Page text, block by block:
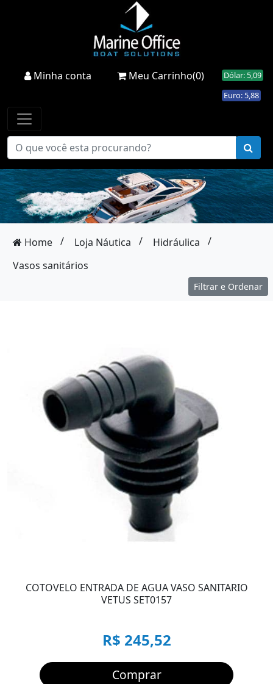
Minha conta Meu Carrinho(0)
Dólar: 5,09
Euro: 5,88
Home / Loja Náutica / Hidráulica
/
Vasos sanitários
Filtrar e Ordenar
COTOVELO ENTRADA DE AGUA VASO SANITARIO
VETUS SET0157
R$ 245,52
Comprar